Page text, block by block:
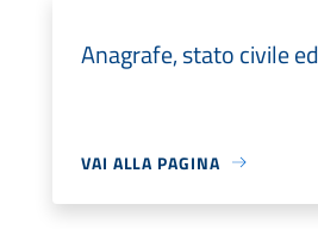
Anagrafe, stato civile
VAI ALLA PAGINA